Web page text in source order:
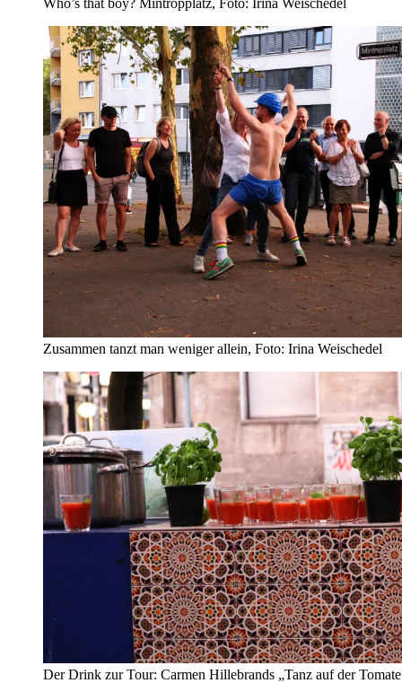
Zusammen tanzt man weniger allein, Foto: Irina Weischedel
Der Drink zur Tour: Carmen Hillebrands „Tanz auf der